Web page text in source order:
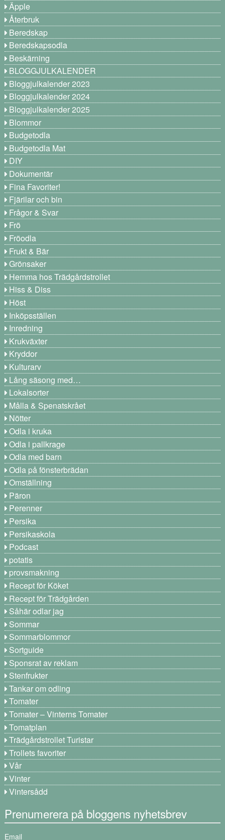
Äpple
Återbruk
Beredskap
Beredskapsodla
Beskärning
BLOGGJULKALENDER
Bloggjulkalender 2023
Bloggjulkalender 2024
Bloggjulkalender 2025
Blommor
Budgetodla
Budgetodla Mat
DIY
Dokumentär
Fina Favoriter!
Fjärilar och bin
Frågor & Svar
Frö
Fröodla
Frukt & Bär
Grönsaker
Hemma hos Trädgårdstrollet
Hiss & Diss
Höst
Inköpsställen
Inredning
Krukväxter
Kryddor
Kulturarv
Lång säsong med…
Lokalsorter
Målla & Spenatskrået
Nötter
Odla i kruka
Odla i pallkrage
Odla med barn
Odla på fönsterbrädan
Omställning
Päron
Perenner
Persika
Persikaskola
Podcast
potatis
provsmakning
Recept för Köket
Recept för Trädgården
Såhär odlar jag
Sommar
Sommarblommor
Sortguide
Sponsrat av reklam
Stenfrukter
Tankar om odling
Tomater
Tomater – Vinterns Tomater
Tomatplan
Trädgårdstrollet Turistar
Trollets favoriter
Vår
Vinter
Vintersådd
Prenumerera på bloggens nyhetsbrev
Email